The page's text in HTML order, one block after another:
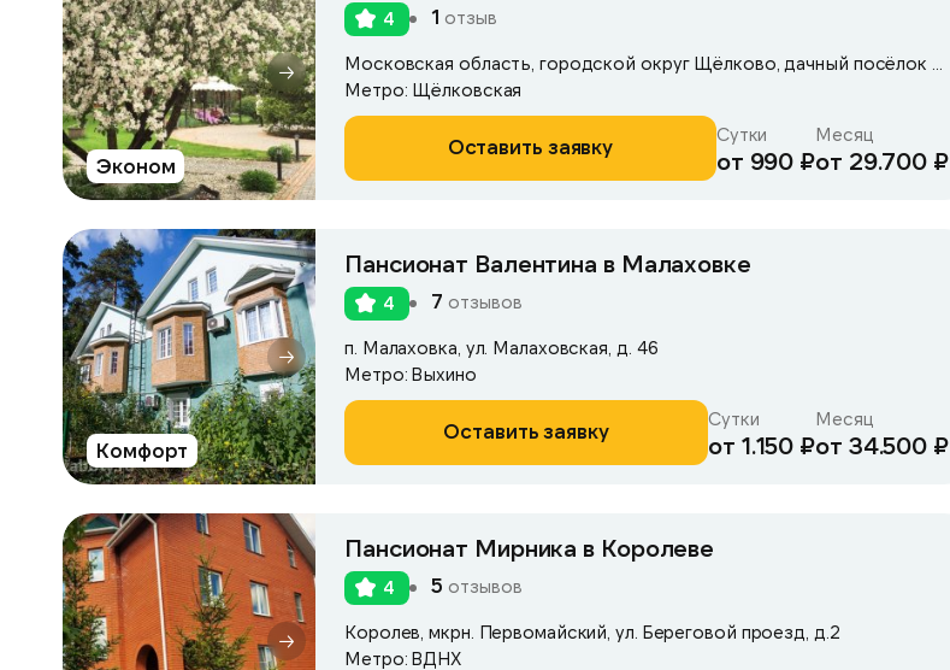
Эконом
4 1 отзыв
Метро: Щёлковская
Оставить заявку Сутки
от 990 ₽
Месяц
от 29.700 ₽
Комфорт
Пансионат Валентина в Малаховке
4 7 отзывов
п. Малаховка, ул. Малаховская, д. 46
Метро: Выхино
Оставить заявку Сутки
от 1.150 ₽
Месяц
от 34.500 ₽
Пансионат Мирника в Королеве
4 5 отзывов
Королев, мкрн. Первомайский, ул. Береговой проезд, д.2
Метро: ВДНХ